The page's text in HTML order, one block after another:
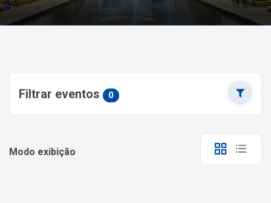
Filtrar eventos 0
Modo exibição